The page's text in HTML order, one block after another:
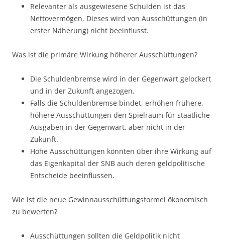
Relevanter als ausgewiesene Schulden ist das
Nettovermögen. Dieses wird von Ausschüttungen (in
erster Näherung) nicht beeinflusst.
Was ist die primäre Wirkung höherer Ausschüttungen?
Die Schuldenbremse wird in der Gegenwart gelockert
und in der Zukunft angezogen.
Falls die Schuldenbremse bindet, erhöhen frühere,
höhere Ausschüttungen den Spielraum für staatliche
Ausgaben in der Gegenwart, aber nicht in der
Zukunft.
Hohe Ausschüttungen könnten über ihre Wirkung auf
das Eigenkapital der SNB auch deren geldpolitische
Entscheide beeinflussen.
Wie ist die neue Gewinnausschüttungsformel ökonomisch
zu bewerten?
Ausschüttungen sollten die Geldpolitik nicht